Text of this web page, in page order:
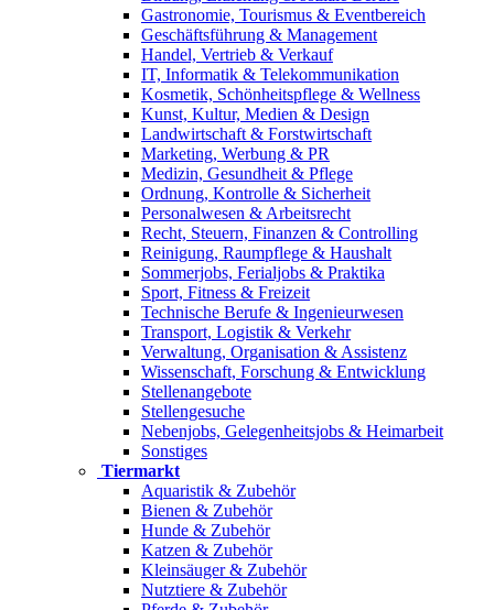
Gastronomie, Tourismus & Eventbereich
Geschäftsführung & Management
Handel, Vertrieb & Verkauf
IT, Informatik & Telekommunikation
Kosmetik, Schönheitspflege & Wellness
Kunst, Kultur, Medien & Design
Landwirtschaft & Forstwirtschaft
Marketing, Werbung & PR
Medizin, Gesundheit & Pflege
Ordnung, Kontrolle & Sicherheit
Personalwesen & Arbeitsrecht
Recht, Steuern, Finanzen & Controlling
Reinigung, Raumpflege & Haushalt
Sommerjobs, Ferialjobs & Praktika
Sport, Fitness & Freizeit
Technische Berufe & Ingenieurwesen
Transport, Logistik & Verkehr
Verwaltung, Organisation & Assistenz
Wissenschaft, Forschung & Entwicklung
Stellenangebote
Stellengesuche
Nebenjobs, Gelegenheitsjobs & Heimarbeit
Sonstiges
Tiermarkt
Aquaristik & Zubehör
Bienen & Zubehör
Hunde & Zubehör
Katzen & Zubehör
Kleinsäuger & Zubehör
Nutztiere & Zubehör